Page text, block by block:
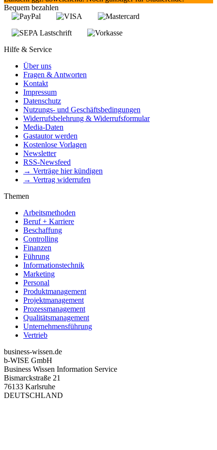
Bequem bezahlen
Hilfe & Service
Über uns
Fragen & Antworten
Kontakt
Impressum
Datenschutz
Nutzungs- und Geschäftsbedingungen
Widerrufsbelehrung & Widerrufsformular
Media-Daten
Gastautor werden
Kostenlose Vorlagen
Newsletter
RSS-Newsfeed
→ Verträge hier kündigen
→ Vertrag widerrufen
Themen
Arbeitsmethoden
Beruf + Karriere
Beschaffung
Controlling
Finanzen
Führung
Informationstechnik
Marketing
Personal
Produktmanagement
Projektmanagement
Prozessmanagement
Qualitätsmanagement
Unternehmensführung
Vertrieb
business-wissen.de
b-WISE GmbH
Business Wissen Information Service
Bismarckstraße 21
76133 Karlsruhe
DEUTSCHLAND